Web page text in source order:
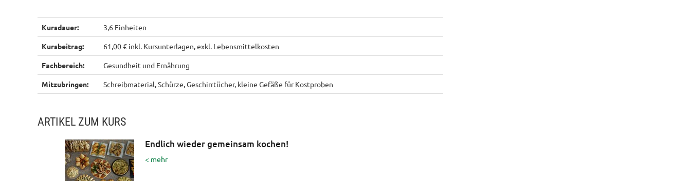
Kursdauer: 3,6 Einheiten
Kursbeitrag: 61,00 € inkl. Kursunterlagen, exkl. Lebensmittelkosten
Fachbereich: Gesundheit und Ernährung
Mitzubringen: Schreibmaterial, Schürze, Geschirrtücher, kleine Gefäße für Kostproben
ARTIKEL ZUM KURS
Endlich wieder gemeinsam kochen!
< mehr